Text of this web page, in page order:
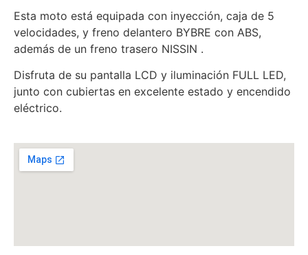
Esta moto está equipada con inyección, caja de 5
velocidades, y freno delantero BYBRE con ABS,
además de un freno trasero NISSIN .
Disfruta de su pantalla LCD y iluminación FULL LED,
junto con cubiertas en excelente estado y encendido
eléctrico.